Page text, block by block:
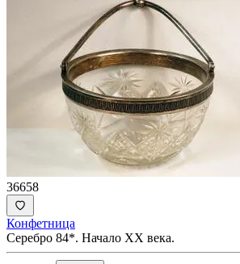
36658
Конфетница
Серебро 84*. Начало ХХ века.